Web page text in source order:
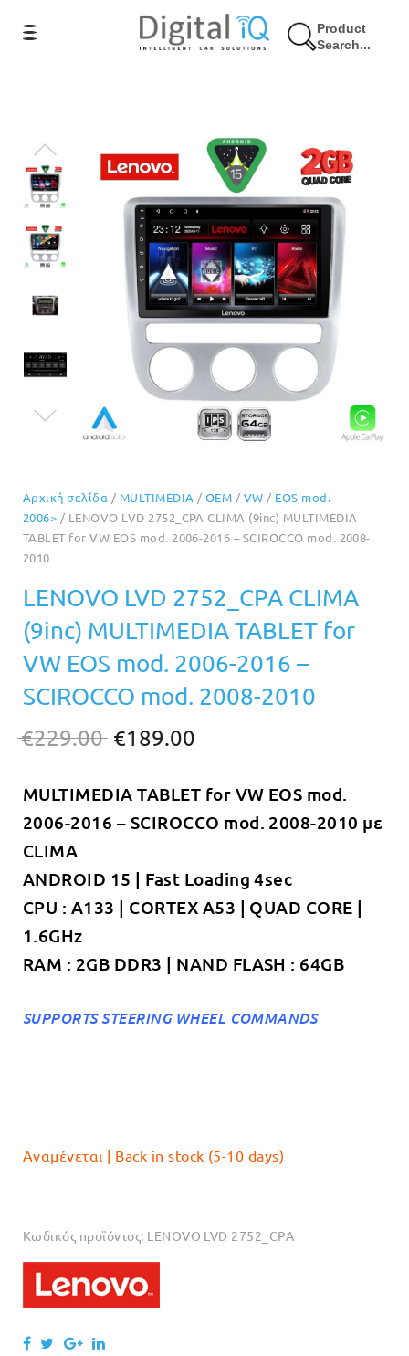
Product
Search...
17% Έκπτωση
Αρχική σελίδα / MULTIMEDIA / OEM / VW / EOS mod.
2006> / LENOVO LVD 2752_CPA CLIMA (9inc) MULTIMEDIA
TABLET for VW EOS mod. 2006-2016 – SCIROCCO mod. 2008-
2010
LENOVO LVD 2752_CPA CLIMA
(9inc) MULTIMEDIA TABLET for
VW EOS mod. 2006-2016 –
SCIROCCO mod. 2008-2010
€229.00 Original
was:
€229.00.
€189.00
τιμή
είναι:
MULTIMEDIA TABLET for VW EOS mod.
2006-2016 – SCIROCCO mod. 2008-2010 με
CLIMA
ANDROID 15 | Fast Loading 4sec
CPU : A133 | CORTEX A53 | QUAD CORE |
1.6GHz
RAM : 2GB DDR3 | NAND FLASH : 64GB
SUPPORTS STEERING WHEEL COMMANDS
Αναμένεται | Back in stock (5-10 days)
Κωδικός προϊόντος: LENOVO LVD 2752_CPA